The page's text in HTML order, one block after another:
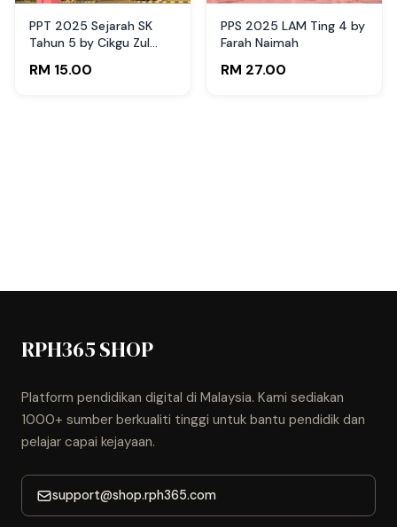
PPT 2025 Sejarah SK
Tahun 5 by Cikgu Zul
RM 15.00
PPS 2025 LAM Ting 4 by
Farah Naimah
RM 27.00
RPH365 SHOP
Platform pendidikan digital di Malaysia. Kami sediakan
1000+ sumber berkualiti tinggi untuk bantu pendidik dan
pelajar capai kejayaan.
support@shop.rph365.com